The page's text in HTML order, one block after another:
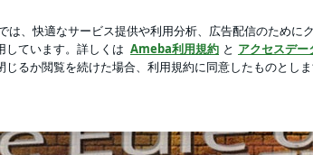
安心する空間
blog
報や日々感じたことを書いています